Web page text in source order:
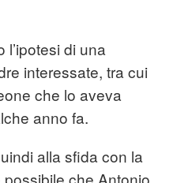
l’ipotesi di una
interessate, tra cui
che lo aveva
anno fa.
alla sfida con la